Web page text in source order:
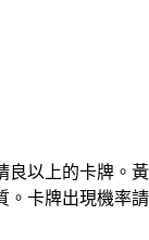
良以上的卡牌。黃
。卡牌出現機率請